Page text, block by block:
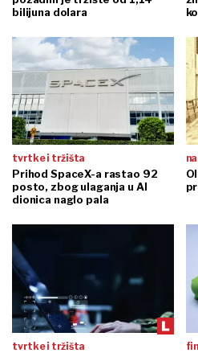
bilijuna dolara
tvrtke i tržišta
Prihod SpaceX-a rastao 92
posto, zbog ulaganja u AI
dionica naglo pala
tvrtke i tržišta